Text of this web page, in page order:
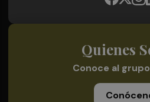
Quienes
Conoce al